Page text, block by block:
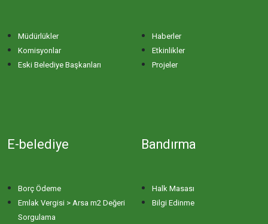
Müdürlükler
Komisyonlar
Eski Belediye Başkanları
Haberler
Etkinlikler
Projeler
E-belediye
Borç Ödeme
Emlak Vergisi > Arsa m2 Değeri
Sorgulama
Bandırma
Halk Masası
Bilgi Edinme